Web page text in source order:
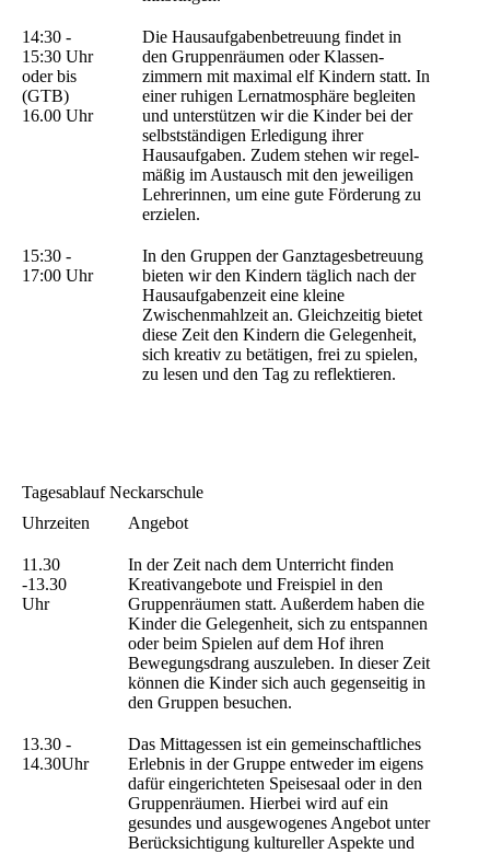
14:30 -
15:30 Uhr
oder bis
(GTB)
16.00 Uhr
Die Hausaufgaben­betreuung findet in
den Gruppen­räumen oder Klassen­
zimmern mit maximal elf Kindern statt. In
einer ruhigen Lern­atmosphäre begleiten
und unter­stützen wir die Kinder bei der
selbst­ständigen Erledigung ihrer
Hausauf­gaben. Zudem stehen wir regel­
mäßig im Austausch mit den jeweiligen
Lehrerinnen, um eine gute Förderung zu
erzielen.
15:30 -
17:00 Uhr
In den Gruppen der Ganztagesbetreuung
bieten wir den Kindern täglich nach der
Hausaufgabenzeit eine kleine
Zwischenmahlzeit an. Gleichzeitig bietet
diese Zeit den Kindern die Gelegenheit,
sich kreativ zu betätigen, frei zu spielen,
zu lesen und den Tag zu reflektieren.
Tagesablauf Neckarschule
Uhrzeiten
Angebot
11.30
-13.30
Uhr
In der Zeit nach dem Unterricht finden
Kreativangebote und Freispiel in den
Gruppenräumen statt. Außerdem haben die
Kinder die Gelegenheit, sich zu entspannen
oder beim Spielen auf dem Hof ihren
Bewegungsdrang auszuleben. In dieser Zeit
können die Kinder sich auch gegenseitig in
den Gruppen besuchen.
13.30 -
14.30Uhr
Das Mittagessen ist ein gemeinschaftliches
Erlebnis in der Gruppe entweder im eigens
dafür eingerichteten Speisesaal oder in den
Gruppenräumen. Hierbei wird auf ein
gesundes und ausgewogenes Angebot unter
Berücksichtigung kultureller Aspekte und